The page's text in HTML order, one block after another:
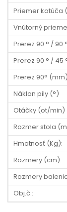
Priemer kotúča
Vnútorný
Prerez 90 ° / 90
Prerez 90 ° / 45
Prerez 90° (mm)
Náklon pily (°)
Otáčky (ot/min)
Rozmer stola
Hmotnosť (Kg):
Rozmery (cm):
Rozmery
Obj.č.: